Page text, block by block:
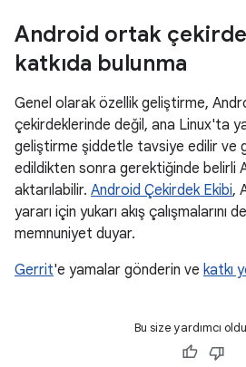
Android ortak
katkıda bulunma
Genel olarak özellik geliştirme,
çekirdeklerinde değil, ana Linux'ta
geliştirme şiddetle tavsiye edilir ve
edildikten sonra gerektiğinde belirli
aktarılabilir. Android Çekirdek Ekibi,
yararı için yukarı akış çalışmalarını
memnuniyet duyar.
Gerrit'e yamalar gönderin ve katkı
Bu size yardımcı